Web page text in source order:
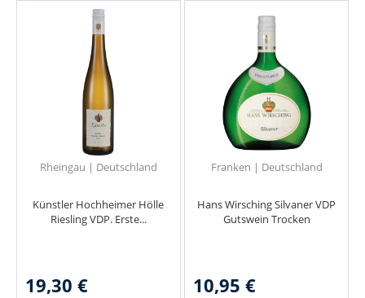
Rheingau | Deutschland
Künstler Hochheimer Hölle
Riesling VDP. Erste...
19,30 €
Franken | Deutschland
Hans Wirsching Silvaner VDP
Gutswein Trocken
10,95 €